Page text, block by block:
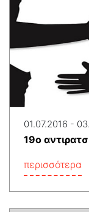
01.07.2016 -
19ο
περισσότερα